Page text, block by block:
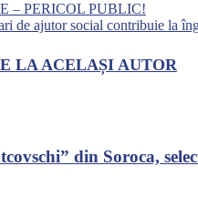
– PERICOL PUBLIC!
de ajutor social contribuie la
LA ACELAȘI AUTOR
din Soroca,